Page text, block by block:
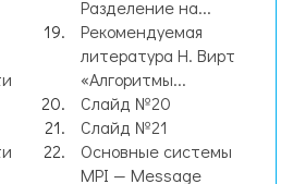
Разделение на...
Рекомендуемая
литература Н. Вирт
«Алгоритмы...
Слайд №20
Слайд №21
Основные системы
MPI — Message